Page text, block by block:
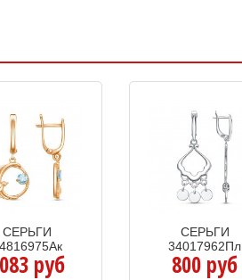
СЕРЬГИ
руб
СЕРЬГИ
34017962Пл
800 руб